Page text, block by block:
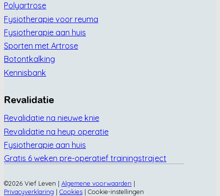
Polyartrose
Fysiotherapie voor reuma
Fysiotherapie aan huis
Sporten met Artrose
Botontkalking
Kennisbank
Revalidatie
Revalidatie na nieuwe knie
Revalidatie na heup operatie
Fysiotherapie aan huis
Gratis 6 weken pre-operatief trainingstraject
©2026 Vief Leven | Algemene voorwaarden |
Privacyverklaring | Cookies | Cookie-instellingen